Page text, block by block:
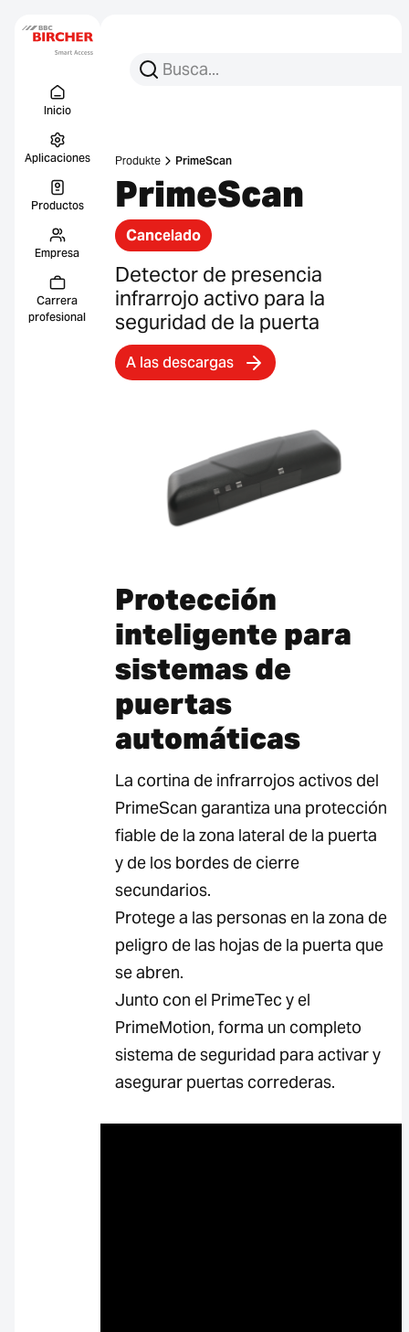
Inicio
Aplicaciones
Productos
Empresa
Carrera
profesional
Busca:
Busca en
Produkte PrimeScan
PrimeScan
Cancelado
Detector de presencia
infrarrojo activo para la
seguridad de la puerta
A las descargas
Protección
inteligente para
sistemas de
puertas
automáticas
La cortina de infrarrojos activos del
PrimeScan garantiza una protección
fiable de la zona lateral de la puerta
y de los bordes de cierre
secundarios.
Protege a las personas en la zona de
peligro de las hojas de la puerta que
se abren.
Junto con el PrimeTec y el
PrimeMotion, forma un completo
sistema de seguridad para activar y
asegurar puertas correderas.